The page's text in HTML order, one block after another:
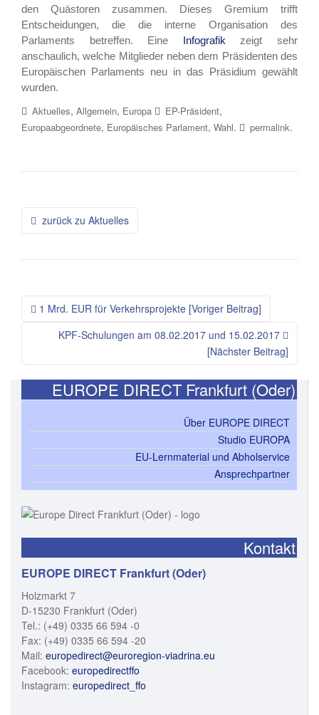
den Quästoren zusammen. Dieses Gremium trifft
Entscheidungen, die die interne Organisation des
Parlaments betreffen. Eine Infografik zeigt sehr
anschaulich, welche Mitglieder neben dem Präsidenten des
Europäischen Parlaments neu in das Präsidium gewählt
wurden.
Aktuelles, Allgemein, Europa EP-Präsident,
Europaabgeordnete, Europäisches Parlament, Wahl. permalink.
Beitragsnavigation
zurück zu Aktuelles
1 Mrd. EUR für Verkehrsprojekte [Voriger Beitrag]
KPF-Schulungen am 08.02.2017 und 15.02.2017
[Nächster Beitrag]
EUROPE DIRECT Frankfurt (Oder)
Über EUROPE DIRECT
Studio EUROPA
EU-Lernmaterial und Abholservice
Ansprechpartner
Kontakt
EUROPE DIRECT Frankfurt (Oder)
Holzmarkt 7
D-15230 Frankfurt (Oder)
Tel.: (+49) 0335 66 594 -0
Fax: (+49) 0335 66 594 -20
Mail: europedirect@euroregion-viadrina.eu
Facebook: europedirectffo
Instagram: europedirect_ffo